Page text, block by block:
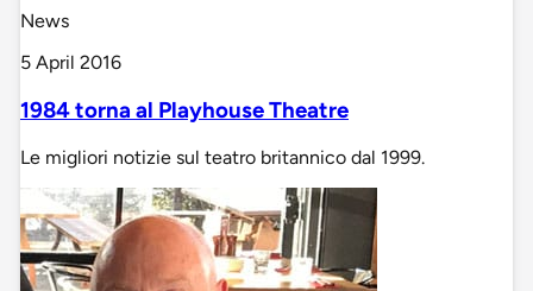
News
5 April 2016
1984 torna al Playhouse Theatre
Le migliori notizie sul teatro britannico dal 1999.